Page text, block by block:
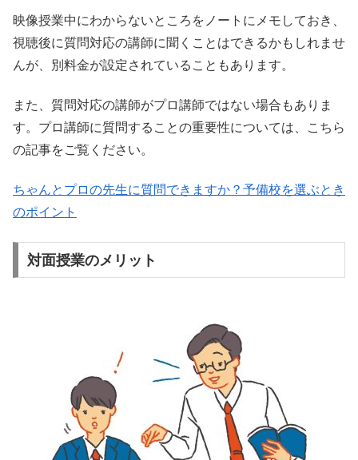
映像授業中にわからないところをノートにメモしておき、
視聴後に質問対応の講師に聞くことはできるかもしれませ
んが、別料金が設定されていることもあります。
また、質問対応の講師がプロ講師ではない場合もありま
す。プロ講師に質問することの重要性については、こちら
の記事をご覧ください。
ちゃんとプロの先生に質問できますか？予備校を選ぶとき
のポイント
対面授業のメリット